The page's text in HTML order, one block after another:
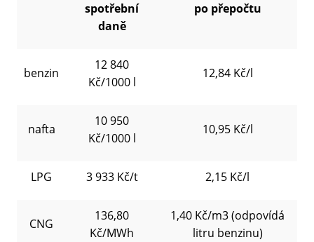
spotřební
daně
po přepočtu
benzin
12 840
Kč/1000 l
12,84 Kč/l
nafta
10 950
Kč/1000 l
10,95 Kč/l
LPG 3 933 Kč/t 2,15 Kč/l
CNG
136,80
Kč/MWh
1,40 Kč/m3 (odpovídá
litru benzinu)